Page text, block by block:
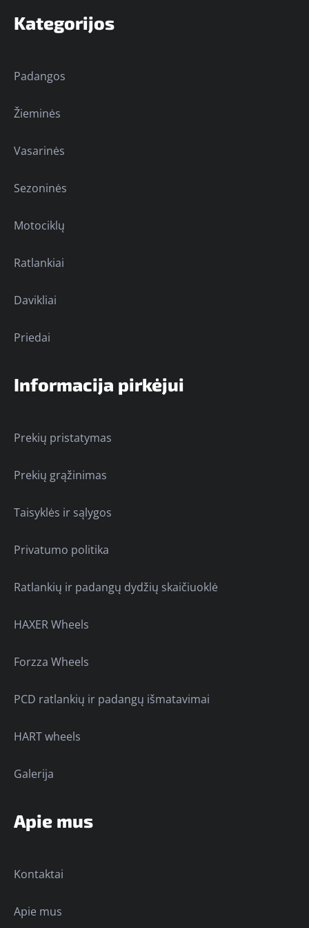
Kategorijos
Padangos
Žieminės
Vasarinės
Sezoninės
Motociklų
Ratlankiai
Davikliai
Priedai
Informacija pirkėjui
Prekių pristatymas
Prekių grąžinimas
Taisyklės ir sąlygos
Privatumo politika
Ratlankių ir padangų dydžių skaičiuoklė
HAXER Wheels
Forzza Wheels
PCD ratlankių ir padangų išmatavimai
HART wheels
Galerija
Apie mus
Kontaktai
Apie mus